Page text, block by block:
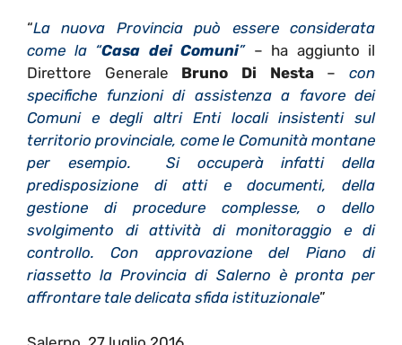
“La nuova Provincia può essere considerata
come la “Casa dei Comuni”– ha aggiunto il
Direttore Generale Bruno Di Nesta–con
specifiche funzioni di assistenza a favore dei
Comuni e degli altri Enti locali insistenti sul
territorio provinciale, come le Comunità montane
per esempio. Si occuperà infatti della
predisposizione di atti e documenti, della
gestione di procedure complesse, o dello
svolgimento di attività di monitoraggio e di
controllo. Con approvazione del Piano di
riassetto la Provincia di Salerno è pronta per
affrontare tale delicata sfida istituzionale”